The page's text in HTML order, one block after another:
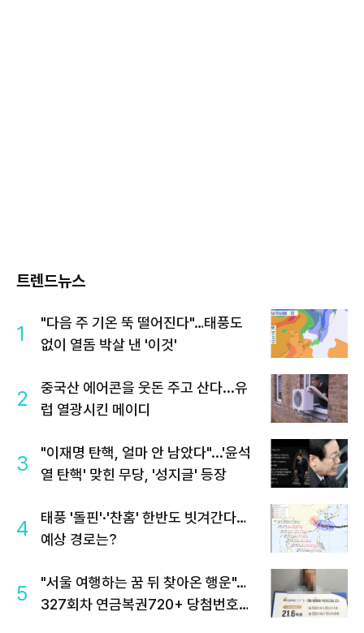
트렌드뉴스
1
"다음 주 기온 뚝 떨어진다"…태풍도
없이 열돔 박살 낸 '이것'
2
중국산 에어콘을 웃돈 주고 산다...유
럽 열광시킨 메이디
3
"이재명 탄핵, 얼마 안 남았다"...'윤석
열 탄핵' 맞힌 무당, '성지글' 등장
4
태풍 '돌핀'·'찬홈' 한반도 빗겨간다…
예상 경로는?
5
"서울 여행하는 꿈 뒤 찾아온 행운"…
327회차 연금복권720+ 당첨번호조